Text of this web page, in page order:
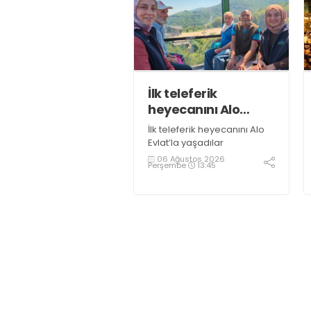
İlk teleferik
heyecanını Alo
Evlat’la yaşadılar
İlk teleferik heyecanını Alo
Evlat’la yaşadılar
06 Ağustos 2026
Perşembe 13:45